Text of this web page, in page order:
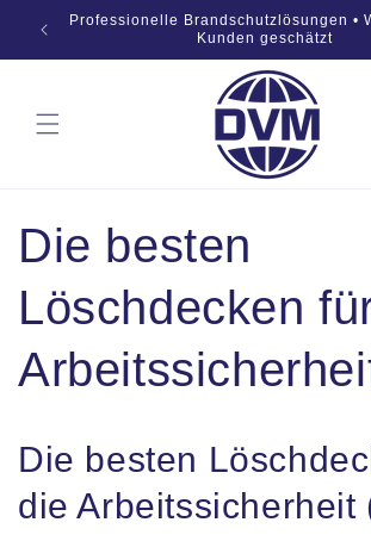
InhaltProfessionelle Brandschutzlösungen •
Kunden geschätzt
Die besten
Löschdecken
Die besten
die Arbeitssicherheit